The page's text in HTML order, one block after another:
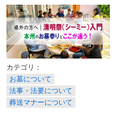
お墓について
法事・法要について
葬送マナーについて